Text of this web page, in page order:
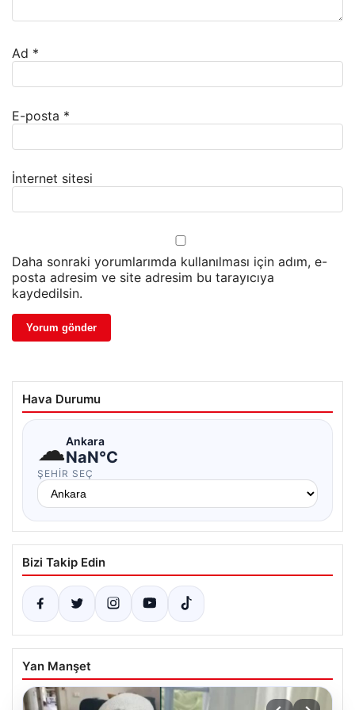
Ad *
E-posta *
İnternet sitesi
Daha sonraki yorumlarımda kullanılması için adım, e-
posta adresim ve site adresim bu tarayıcıya
kaydedilsin.
Hava Durumu
☁Ankara
NaN°C
ŞEHIR SEÇ
Bizi Takip Edin
Yan Manşet